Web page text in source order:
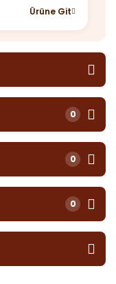
Ürüne Git
0
0
0